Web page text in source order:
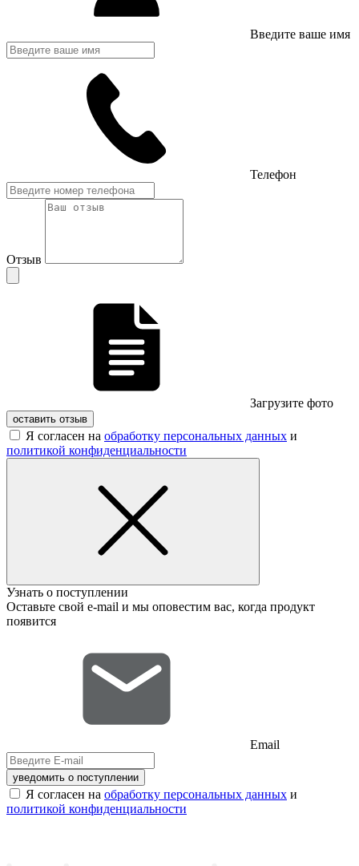
Введите ваше имя
Телефон
Отзыв
Загрузите фото
оставить отзыв
Я согласен на обработку персональных данных и
политикой конфиденциальности
Узнать о поступлении
Оставьте свой e-mail и мы оповестим вас, когда продукт
появится
Email
уведомить о поступлении
Я согласен на обработку персональных данных и
политикой конфиденциальности